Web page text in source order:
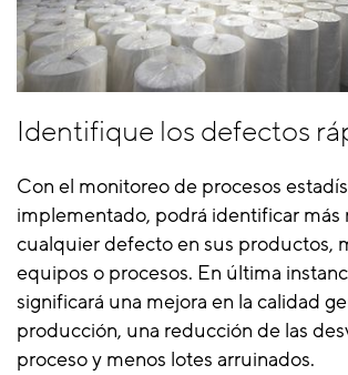
Identifique los defectos
Con el monitoreo de procesos
implementado, podrá identificar más
cualquier defecto en sus productos,
equipos o procesos. En última
significará una mejora en la calidad
producción, una reducción de las
proceso y menos lotes arruinados.